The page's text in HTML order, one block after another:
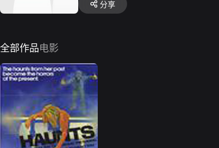
分享
全部作品电影